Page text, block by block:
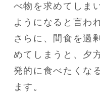
べ物を求めてしま
ようになると言わ
さらに、間食を過
めてしまうと、夕
発的に食べたくな
ます。